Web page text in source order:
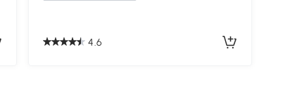
4.6